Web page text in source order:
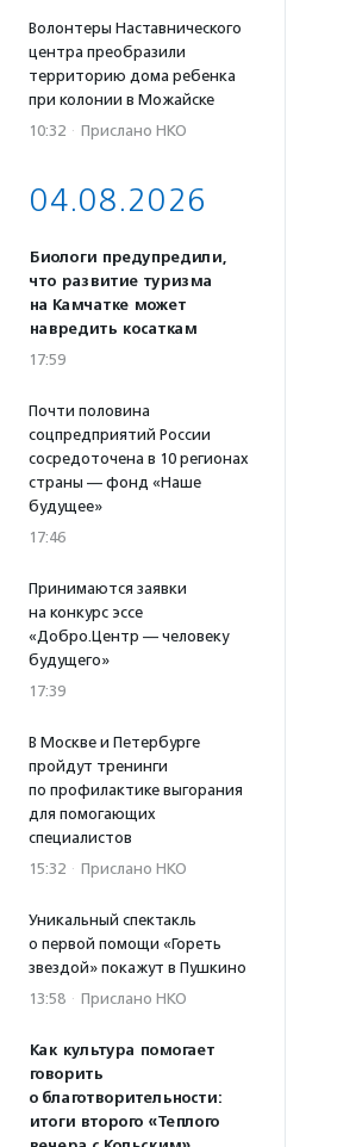
Волонтеры Наставнического
центра преобразили
территорию дома ребенка
при колонии в Можайске
10:32 · Прислано НКО
04.08.2026
Биологи предупредили,
что развитие туризма
на Камчатке может
навредить косаткам
17:59
Почти половина
соцпредприятий России
сосредоточена в 10 регионах
страны — фонд «Наше
будущее»
17:46
Принимаются заявки
на конкурс эссе
«Добро.Центр — человеку
будущего»
17:39
В Москве и Петербурге
пройдут тренинги
по профилактике выгорания
для помогающих
специалистов
15:32 · Прислано НКО
Уникальный спектакль
о первой помощи «Гореть
звездой» покажут в Пушкино
13:58 · Прислано НКО
Как культура помогает
говорить
о благотворительности:
итоги второго «Теплого